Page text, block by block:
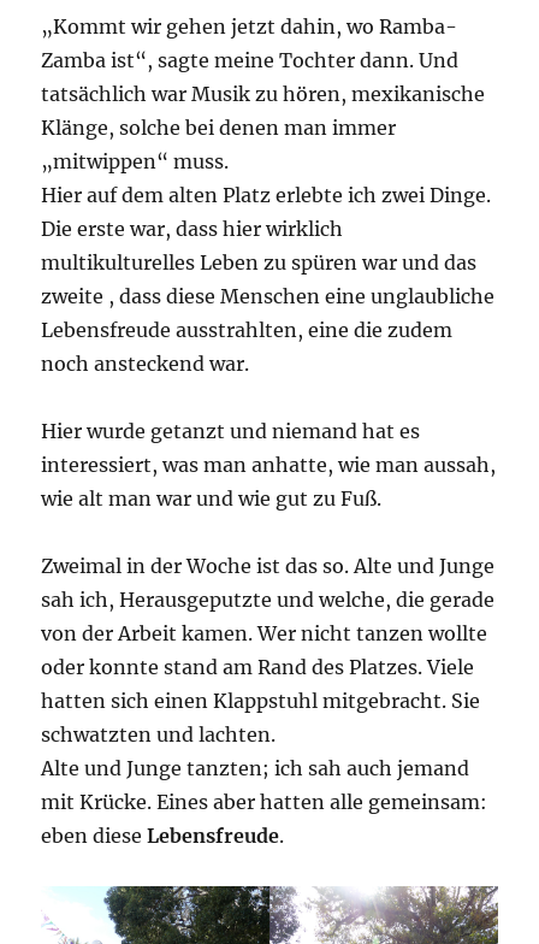
„Kommt wir gehen jetzt dahin, wo Ramba-
Zamba ist“, sagte meine Tochter dann. Und
tatsächlich war Musik zu hören, mexikanische
Klänge, solche bei denen man immer
„mitwippen“ muss.
Hier auf dem alten Platz erlebte ich zwei Dinge.
Die erste war, dass hier wirklich
multikulturelles Leben zu spüren war und das
zweite , dass diese Menschen eine unglaubliche
Lebensfreude ausstrahlten, eine die zudem
noch ansteckend war.
Hier wurde getanzt und niemand hat es
interessiert, was man anhatte, wie man aussah,
wie alt man war und wie gut zu Fuß.
Zweimal in der Woche ist das so. Alte und Junge
sah ich, Herausgeputzte und welche, die gerade
von der Arbeit kamen. Wer nicht tanzen wollte
oder konnte stand am Rand des Platzes. Viele
hatten sich einen Klappstuhl mitgebracht. Sie
schwatzten und lachten.
Alte und Junge tanzten; ich sah auch jemand
mit Krücke. Eines aber hatten alle gemeinsam:
eben dieseLebensfreude.